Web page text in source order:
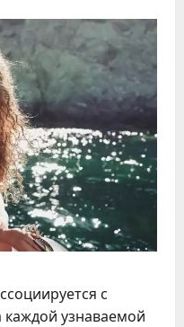
с
каждой узнаваемой